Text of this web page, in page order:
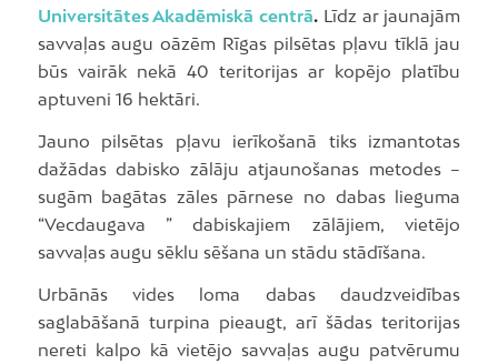
Universitātes Akadēmiskā centrā. Līdz ar jaunajām
savvaļas augu oāzēm Rīgas pilsētas pļavu tīklā jau
būs vairāk nekā 40 teritorijas ar kopējo platību
aptuveni 16 hektāri.
Jauno pilsētas pļavu ierīkošanā tiks izmantotas
dažādas dabisko zālāju atjaunošanas metodes –
sugām bagātas zāles pārnese no dabas lieguma
“Vecdaugava ” dabiskajiem zālājiem, vietējo
savvaļas augu sēklu sēšana un stādu stādīšana.
Urbānās vides loma dabas daudzveidības
saglabāšanā turpina pieaugt, arī šādas teritorijas
nereti kalpo kā vietējo savvaļas augu patvērumu